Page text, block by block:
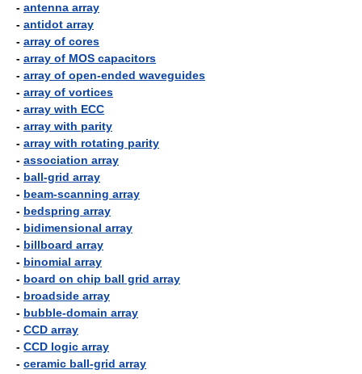
- antenna array
- antidot array
- array of cores
- array of MOS capacitors
- array of open-ended waveguides
- array of vortices
- array with ECC
- array with parity
- array with rotating parity
- association array
- ball-grid array
- beam-scanning array
- bedspring array
- bidimensional array
- billboard array
- binomial array
- board on chip ball grid array
- broadside array
- bubble-domain array
- CCD array
- CCD logic array
- ceramic ball-grid array